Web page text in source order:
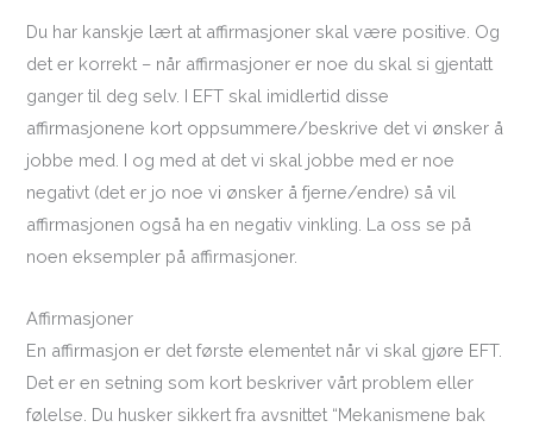
Du har kanskje lært at affirmasjoner skal være positive. Og
det er korrekt – når affirmasjoner er noe du skal si gjentatt
ganger til deg selv. I EFT skal imidlertid disse
affirmasjonene kort oppsummere/beskrive det vi ønsker å
jobbe med. I og med at det vi skal jobbe med er noe
negativt (det er jo noe vi ønsker å fjerne/endre) så vil
affirmasjonen også ha en negativ vinkling. La oss se på
noen eksempler på affirmasjoner.
Affirmasjoner
En affirmasjon er det første elementet når vi skal gjøre EFT.
Det er en setning som kort beskriver vårt problem eller
følelse. Du husker sikkert fra avsnittet “Mekanismene bak